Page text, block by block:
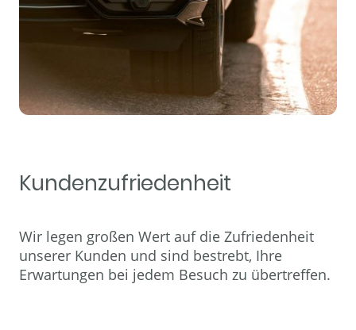
Kundenzufriedenheit
Wir legen großen Wert auf die Zufriedenheit
unserer Kunden und sind bestrebt, Ihre
Erwartungen bei jedem Besuch zu übertreffen.